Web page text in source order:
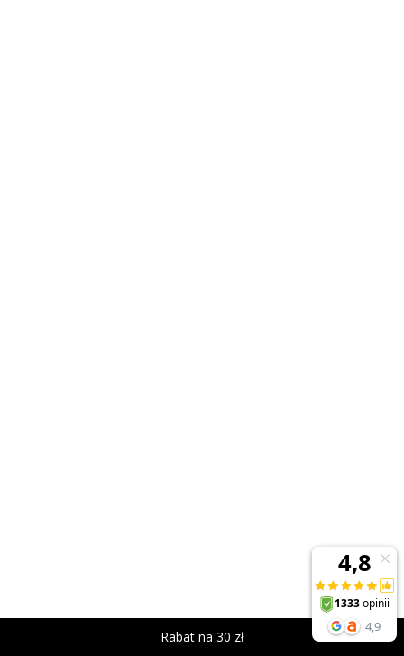
Rabat na 30 zł